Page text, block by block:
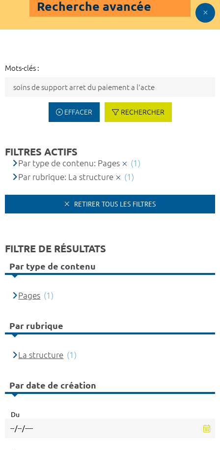
Recherche avancée
Mots-clés :
EFFACER RECHERCHER
FILTRES ACTIFS
Par type de contenu: Pages
(1)
Par rubrique: La structure
(1)
RETIRER TOUS LES FILTRES
FILTRE DE RÉSULTATS
Par type de contenu
Pages (1)
Par rubrique
La structure (1)
Par date de création
Du